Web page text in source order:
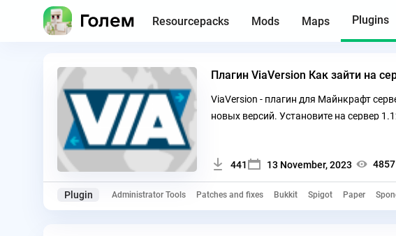
Resourcepacks Mods Maps Plugins
ViaVersion - плагин для Майнкрафт
новых версий. Установите на сервер
441 13 November, 2023 4857
Plugin Administrator Tools Patches and fixes Bukkit Spigot Paper